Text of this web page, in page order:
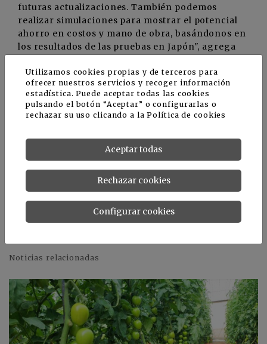
futuras actualizaciones. También podemos
realizar simulaciones para mostrar el potencial
ahorro en costos y mano de obra, basándonos en
los resultados de las pruebas en Japón", agrega
Este no es el primer robot de inaho. En 2019, la
empresa lanzó un recolector de espárragos
equipado con IA y actualmente trabaja en un
modelo de negocio Robot-as-a-Service (RaaS),
donde los productores pagan según el volumen
Fuente e imagen: tomatoworld.nl
Noticias relacionadas
Utilizamos cookies propias y de terceros para
ofrecer nuestros servicios y recoger información
estadística. Puede aceptar todas las cookies
pulsando el botón “Aceptar” o configurarlas o
rechazar su uso clicando a laPolítica de cookies
Aceptar todas
Rechazar cookies
Configurar cookies